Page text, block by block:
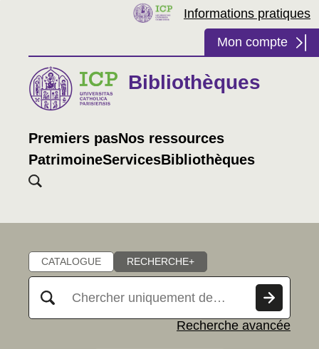
Informations pratiques
Mon compte
Bibliothèques
Premiers pasNos ressources
PatrimoineServicesBibliothèques
CATALOGUE RECHERCHE+
Chercher
Recherche avancée